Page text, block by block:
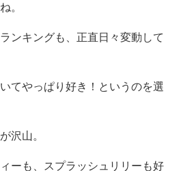
。
ンキングも、正直日々変動して
てやっぱり好き！というのを選
沢山。
ーも、スプラッシュリリーも好